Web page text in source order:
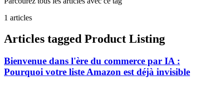
1 articles
Articles tagged Product Listing
Bienvenue dans l'ère du commerce par IA :
Pourquoi votre liste Amazon est déjà invisible